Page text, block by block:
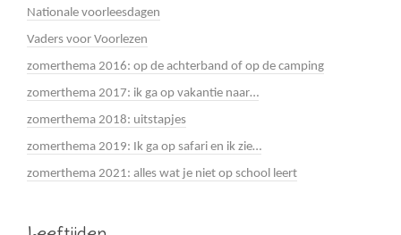
Nationale voorleesdagen
Vaders voor Voorlezen
zomerthema 2016: op de achterband of op de camping
zomerthema 2017: ik ga op vakantie naar…
zomerthema 2018: uitstapjes
zomerthema 2019: Ik ga op safari en ik zie…
zomerthema 2021: alles wat je niet op school leert